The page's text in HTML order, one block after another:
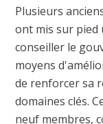
Plusieurs
ont mis sur pied
conseiller le
moyens
de renforcer sa
domaines clés.
neuf membres,